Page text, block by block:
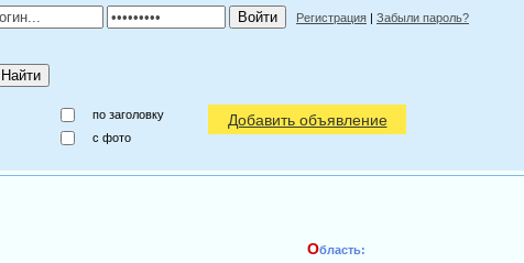
Регистрация | Забыли пароль?
по заголовку
c фото
Добавить объявление
Область: